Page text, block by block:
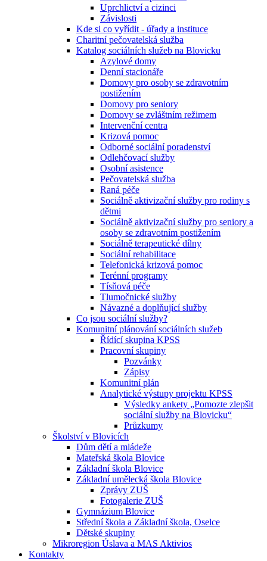
Uprchlictví a cizinci
Závislosti
Kde si co vyřídit - úřady a instituce
Charitní pečovatelská služba
Katalog sociálních služeb na Blovicku
Azylové domy
Denní stacionáře
Domovy pro osoby se zdravotním
postižením
Domovy pro seniory
Domovy se zvláštním režimem
Intervenční centra
Krizová pomoc
Odborné sociální poradenství
Odlehčovací služby
Osobní asistence
Pečovatelská služba
Raná péče
Sociálně aktivizační služby pro rodiny s
dětmi
Sociálně aktivizační služby pro seniory a
osoby se zdravotním postižením
Sociálně terapeutické dílny
Sociální rehabilitace
Telefonická krizová pomoc
Terénní programy
Tísňová péče
Tlumočnické služby
Návazné a doplňující služby
Co jsou sociální služby?
Komunitní plánování sociálních služeb
Řídící skupina KPSS
Pracovní skupiny
Pozvánky
Zápisy
Komunitní plán
Analytické výstupy projektu KPSS
Výsledky ankety „Pomozte zlepšit
sociální služby na Blovicku“
Průzkumy
Školství v Blovicích
Dům dětí a mládeže
Mateřská škola Blovice
Základní škola Blovice
Základní umělecká škola Blovice
Zprávy ZUŠ
Fotogalerie ZUŠ
Gymnázium Blovice
Střední škola a Základní škola, Oselce
Dětské skupiny
Mikroregion Úslava a MAS Aktivios
Kontakty